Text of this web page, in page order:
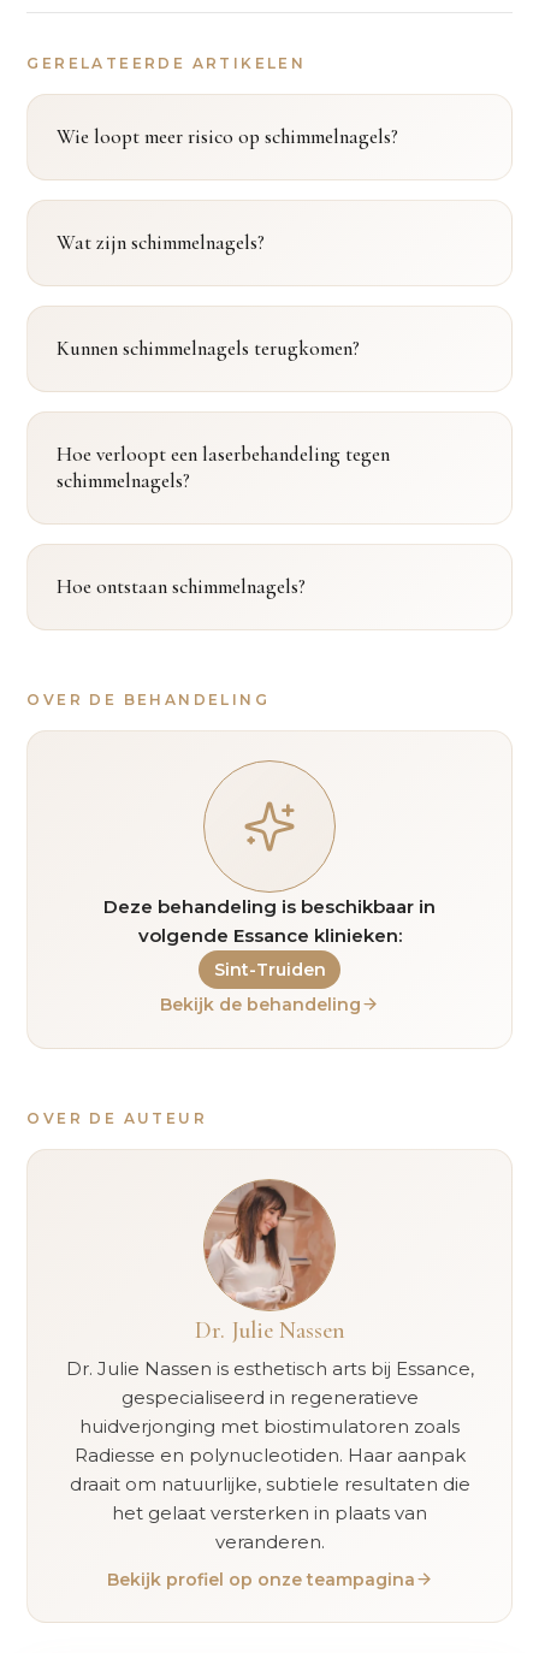
GERELATEERDE ARTIKELEN
Wie loopt meer risico op schimmelnagels?
Wat zijn schimmelnagels?
Kunnen schimmelnagels terugkomen?
Hoe verloopt een laserbehandeling tegen
schimmelnagels?
Hoe ontstaan schimmelnagels?
OVER DE BEHANDELING
Deze behandeling is beschikbaar in
volgende Essance klinieken:
Sint-Truiden
Bekijk de behandeling
OVER DE AUTEUR
Dr. Julie Nassen
Dr. Julie Nassen is esthetisch arts bij Essance,
gespecialiseerd in regeneratieve
huidverjonging met biostimulatoren zoals
Radiesse en polynucleotiden. Haar aanpak
draait om natuurlijke, subtiele resultaten die
het gelaat versterken in plaats van
veranderen.
Bekijk profiel op onze teampagina